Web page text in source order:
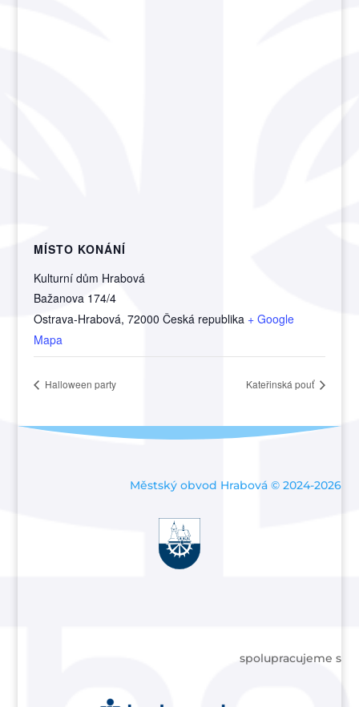
MÍSTO KONÁNÍ
Kulturní dům Hrabová
Bažanova 174/4
Ostrava-Hrabová, 72000 Česká republika + Google
Mapa
Halloween party Kateřinská pouť
Městský obvod Hrabová © 2024-2026
spolupracujeme s